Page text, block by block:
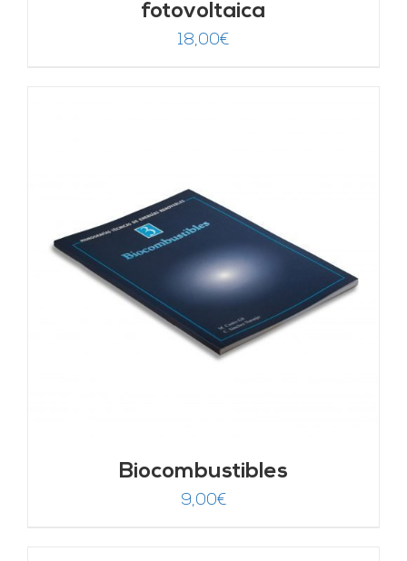
fotovoltaica
18,00€
Biocombustibles
9,00€